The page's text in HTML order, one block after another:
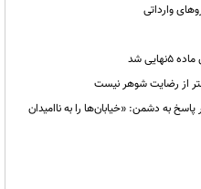
وارداتی
شد
از رضایت شوهر نیست
به دشمن: «خیابان‌ها را به ناامیدان